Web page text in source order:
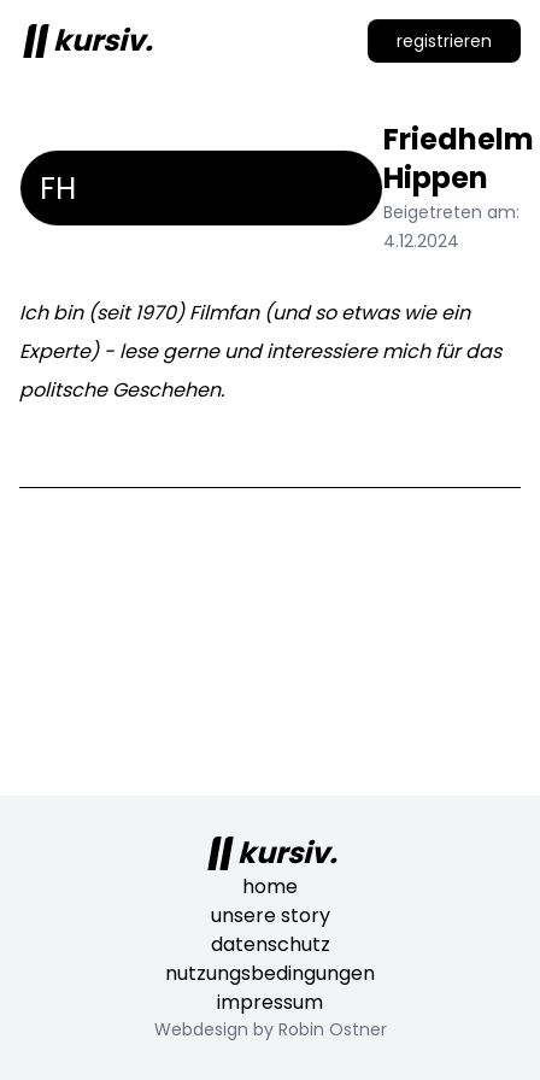
kursiv. registrieren
FH
Friedhelm
Hippen
Beigetreten am:
4.12.2024
Ich bin (seit 1970) Filmfan (und so etwas wie ein
Experte) - lese gerne und interessiere mich für das
politsche Geschehen.
kursiv.
home
unsere story
datenschutz
nutzungsbedingungen
impressum
Webdesign by Robin Ostner